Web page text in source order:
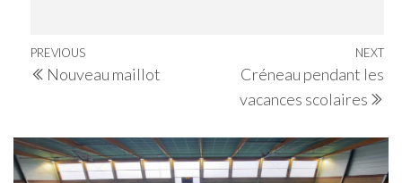
Navigation
de
Previous
Post
PREVIOUS
Nouveau maillot
NEXT
Créneau pendant les
vacances scolaires